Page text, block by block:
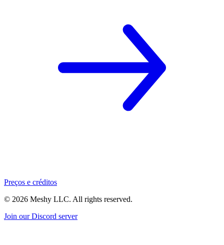
Preços e créditos
© 2026 Meshy LLC. All rights reserved.
Join our Discord server